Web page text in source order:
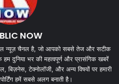
NOW
न्यूज़ चैनल है, जो आपको सबसे तेज और सटीक
हम दुनिया भर की महत्वपूर्ण और प्रासंगिक खबरें
टेक्नोलॉजी, और अन्य विषयों पर हमारी
हमें सबसे अलग बनाती है।